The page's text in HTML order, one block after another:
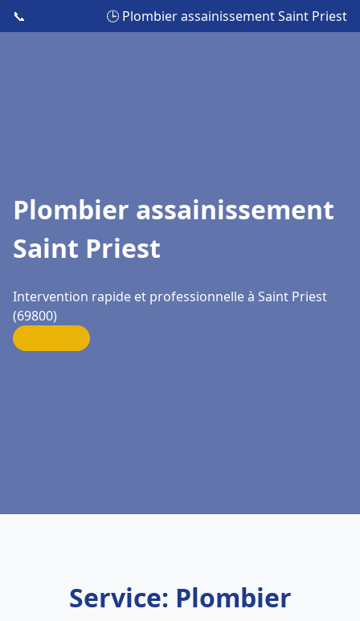
📞 🕒 Plombier assainissement Saint Priest
Plombier assainissement
Saint Priest
Intervention rapide et professionnelle à Saint Priest
(69800)
Service: Plombier